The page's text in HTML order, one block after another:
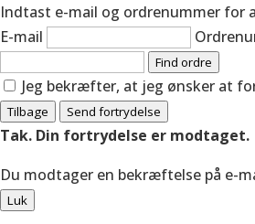
Indtast e-mail og ordrenummer for
E-mail
Find ordre
Jeg bekræfter, at jeg ønsker at
Tilbage Send fortrydelse
Tak. Din fortrydelse er modtaget.
Du modtager en bekræftelse på e-
Luk